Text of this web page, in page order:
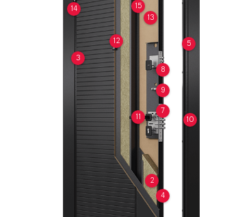
2
3
4
5
7
8
9
10
11
12
13
14 15